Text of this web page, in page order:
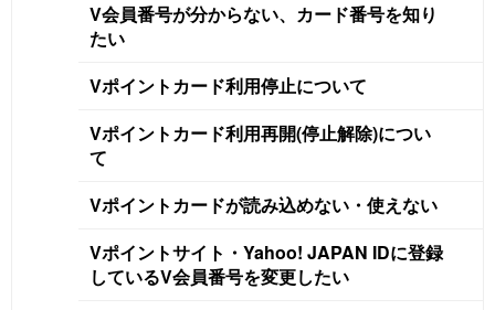
V会員番号が分からない、カード番号を知り
たい
Vポイントカード利用停止について
Vポイントカード利用再開(停止解除)につい
て
Vポイントカードが読み込めない・使えない
Vポイントサイト・Yahoo! JAPAN IDに登録
しているV会員番号を変更したい